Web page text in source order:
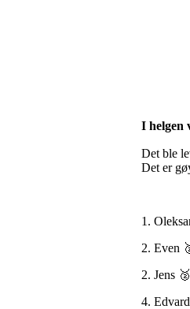
I helgen
Det ble
Det er
1.
2. Even
2. Jens 🥈
4. Edvard